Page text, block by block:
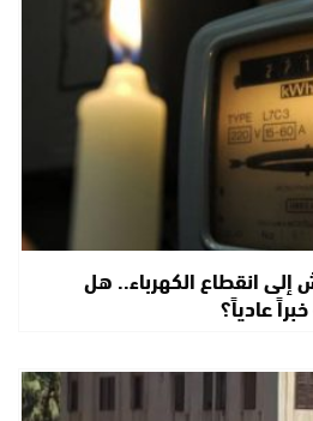
انقطاع الكهرباء.. هل
عادياً؟